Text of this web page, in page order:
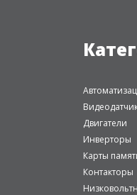
Двигатели
Инверторы
Карты
Контакторы